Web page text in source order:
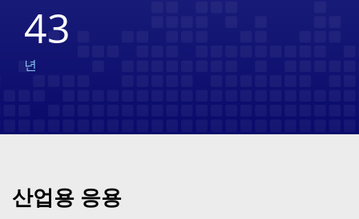
43
년
산업용 응용